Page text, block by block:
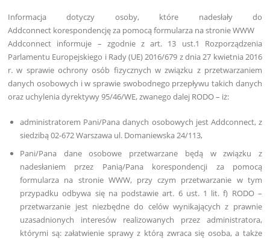
Informacja dotyczy osoby, które nadesłały do
Addconnect korespondencję za pomocą formularza na stronie WWW
Addconnect informuje – zgodnie z art. 13 ust.1 Rozporządzenia
Parlamentu Europejskiego i Rady (UE) 2016/679 z dnia 27 kwietnia 2016
r. w sprawie ochrony osób fizycznych w związku z przetwarzaniem
danych osobowych i w sprawie swobodnego przepływu takich danych
oraz uchylenia dyrektywy 95/46/WE, zwanego dalej RODO – iż:
administratorem Pani/Pana danych osobowych jest Addconnect, z
siedzibą 02-672 Warszawa ul. Domaniewska 24/113,
Pani/Pana dane osobowe przetwarzane będą w związku z
nadesłaniem przez Panią/Pana korespondencji za pomocą
formularza na stronie WWW, przy czym przetwarzanie w tym
przypadku odbywa się na podstawie art. 6 ust. 1 lit. f) RODO –
przetwarzanie jest niezbędne do celów wynikających z prawnie
uzasadnionych interesów realizowanych przez administratora,
którymi są: załatwienie sprawy z którą zwraca się osoba, a także